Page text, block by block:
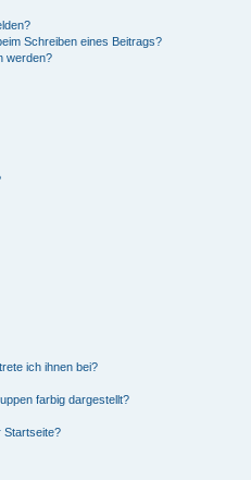
Schreiben eines Beitrags?
werden?
ich ihnen bei?
farbig dargestellt?
Startseite?